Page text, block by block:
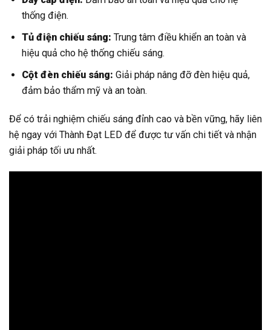
thống điện.
Tủ điện chiếu sáng: Trung tâm điều khiển an toàn và
hiệu quả cho hệ thống chiếu sáng.
Cột đèn chiếu sáng: Giải pháp nâng đỡ đèn hiệu quả,
đảm bảo thẩm mỹ và an toàn.
Để có trải nghiệm chiếu sáng đỉnh cao và bền vững, hãy liên
hệ ngay với Thành Đạt LED để được tư vấn chi tiết và nhận
giải pháp tối ưu nhất.